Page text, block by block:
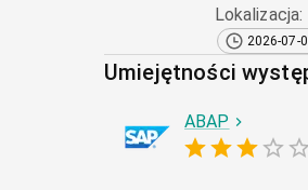
Lokalizacja:
2026-07-
Umiejętności
ABAP